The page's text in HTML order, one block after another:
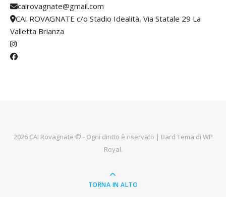
cairovagnate@gmail.com
CAI ROVAGNATE c/o Stadio Idealità, Via Statale 29 La
Valletta Brianza
2026 CAI Rovagnate © - Ogni diritto è riservato | Bard Tema di WP
Royal.
TORNA IN ALTO